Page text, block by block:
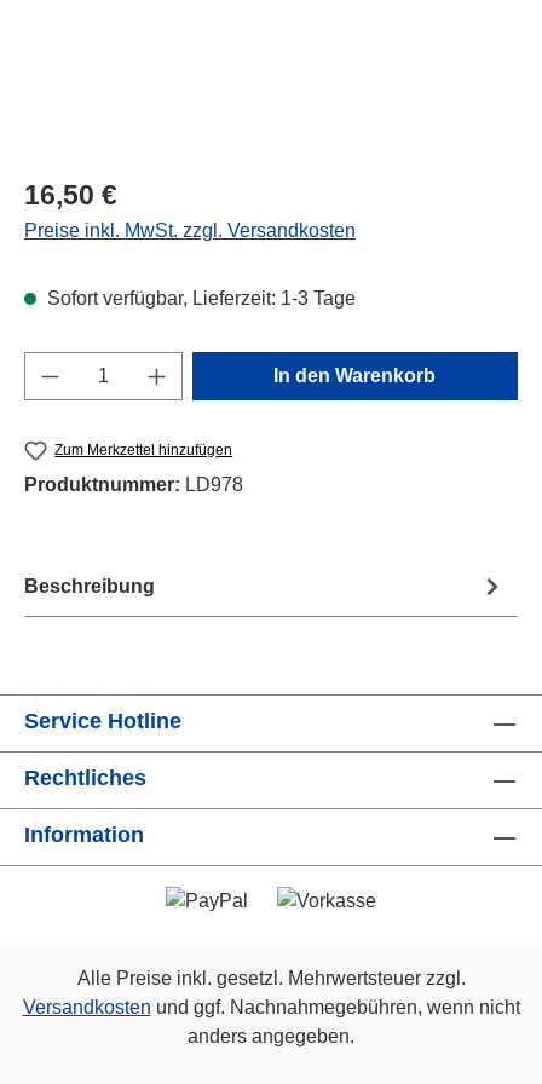
Regulärer Preis:
16,50 €
Preise inkl. MwSt. zzgl. Versandkosten
Sofort verfügbar, Lieferzeit: 1-3 Tage
Produkt Anzahl: Gib den gewünschten
In den Warenkorb
Zum Merkzettel hinzufügen
Produktnummer: LD978
Beschreibung
Service Hotline
Rechtliches
Information
Alle Preise inkl. gesetzl. Mehrwertsteuer zzgl.
Versandkosten und ggf. Nachnahmegebühren, wenn nicht
anders angegeben.